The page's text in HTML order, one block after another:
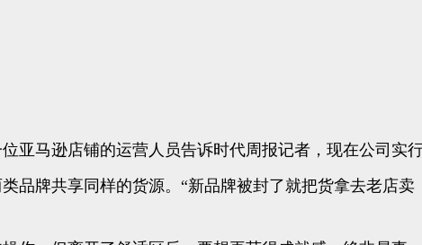
亚马逊店铺的运营人员告诉时代周报记者，现在公司实
品牌共享同样的货源。“新品牌被封了就把货拿去老店